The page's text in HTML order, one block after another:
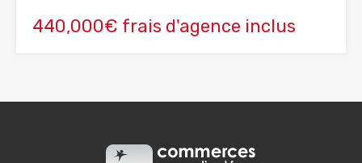
440,000€ frais d'agence inclus